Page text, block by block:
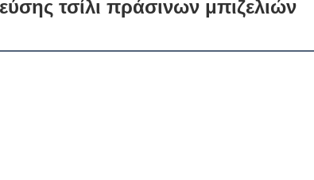
τσίλι πράσινων μπιζελιών